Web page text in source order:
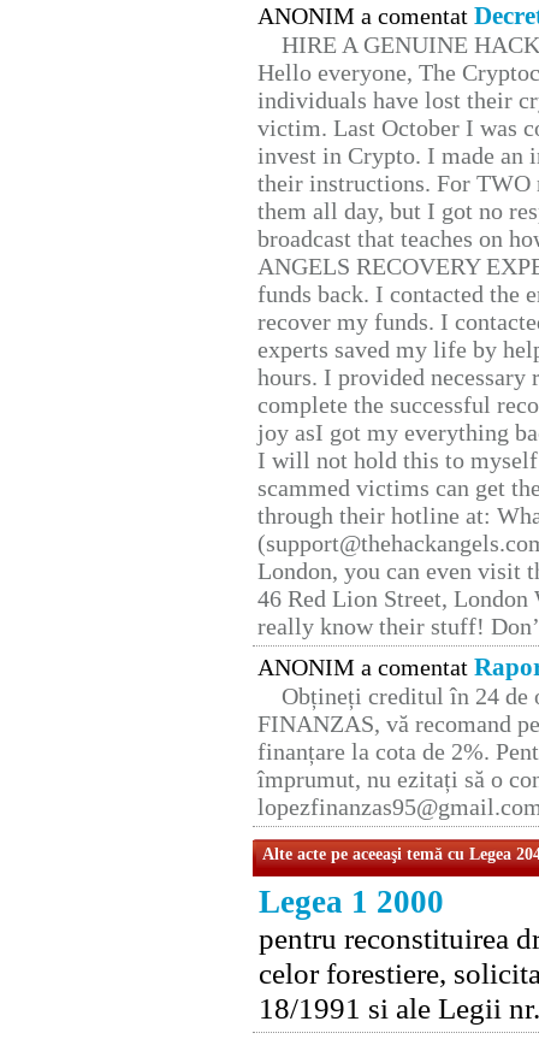
ANONIM a comentat
HIRE A GENUINE
Hello everyone, The
individuals have lost their
victim. Last October I was
invest in Crypto. I made
their instructions. For TWO
them all day, but I got no
broadcast that teaches on
ANGELS RECOVERY
funds back. I contacted the
recover my funds. I
experts saved my life by
hours. I provided
complete the successful
joy asI got my everything
I will not hold this to
scammed victims can get
through their hotline at:
London, you can even visit
46 Red Lion Street, London
really know their stuff!
ANONIM a comentat
Obțineți creditul în 24 de
FINANZAS, vă recomand
finanțare la cota de 2%.
împrumut, nu ezitați să o
Alte acte pe aceeaşi temă cu Legea
Legea 1 2000
pentru reconstituirea
celor forestiere,
18/1991 si ale Legii